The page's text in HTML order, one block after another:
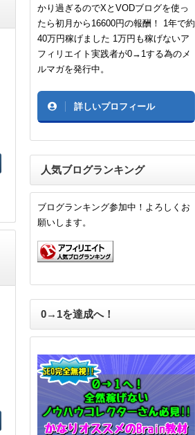
かり過ぎるのでXとVODブログを使っ
たら初月から16600円の報酬！ 1年で約
40万円稼げました 1万円も稼げないア
フィリエイト実践者が0→1する為のメ
ルマガを発行中。
詳しいプロフィール
人気ブログランキング
ブログランキング参加中！よろしくお
願いします。
0→1を達成へ！